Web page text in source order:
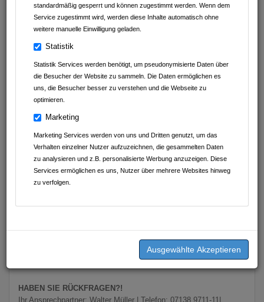
standardmäßig gesperrt und können zugestimmt werden. Wenn dem
Service zugestimmt wird, werden diese Inhalte automatisch ohne
weitere manuelle Einwilligung geladen.
Statistik
Statistik Services werden benötigt, um pseudonymisierte Daten über
die Besucher der Website zu sammeln. Die Daten ermöglichen es
uns, die Besucher besser zu verstehen und die Webseite zu
optimieren.
Marketing
Marketing Services werden von uns und Dritten genutzt, um das
Verhalten einzelner Nutzer aufzuzeichnen, die gesammelten Daten
zu analysieren und z.B. personalisierte Werbung anzuzeigen. Diese
Services ermöglichen es uns, Nutzer über mehrere Websites hinweg
zu verfolgen.
08.05.2025
Zur Aushilfe
(Minijob)Busfahrer/in
(m/w/d)
Wir sind ein engagiertes Team mit flachen Hierarchien und dem
gemeinsamen Ziel, Reiseträume zu verwirklichen. Damit wir die
„Freude am Reisen" immer mehr Gästen anbieten können, freuen
wir uns auf Ihre Unterstützung.
Dann freuen wir uns auf Ihre aussagekräftige Bewerbung an:
Müller Reisen Wilhelm Müller GmbH & Co. KG
HABEN SIE RÜCKFRAGEN?!
Ihr Ansprechpartner: Walter Müller | Telefon: 07138 9711-11|